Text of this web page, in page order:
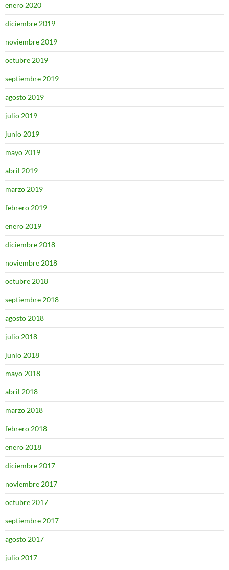
enero 2020
diciembre 2019
noviembre 2019
octubre 2019
septiembre 2019
agosto 2019
julio 2019
junio 2019
mayo 2019
abril 2019
marzo 2019
febrero 2019
enero 2019
diciembre 2018
noviembre 2018
octubre 2018
septiembre 2018
agosto 2018
julio 2018
junio 2018
mayo 2018
abril 2018
marzo 2018
febrero 2018
enero 2018
diciembre 2017
noviembre 2017
octubre 2017
septiembre 2017
agosto 2017
julio 2017